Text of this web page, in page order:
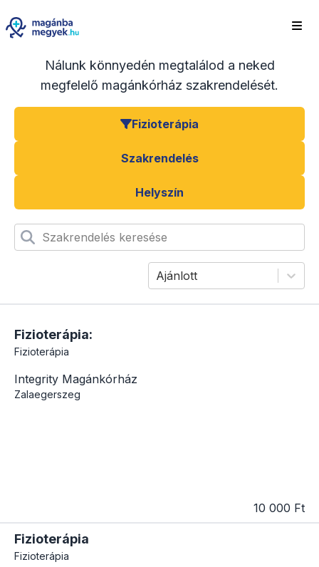
Nálunk könnyedén megtalálod a neked
megfelelő magánkórház szakrendelését.
Fizioterápia
Szakrendelés
Helyszín
Szakrendelés keresése
Ajánlott
Fizioterápia:
Fizioterápia
Integrity Magánkórház
Zalaegerszeg
10 000 Ft
Fizioterápia
Fizioterápia